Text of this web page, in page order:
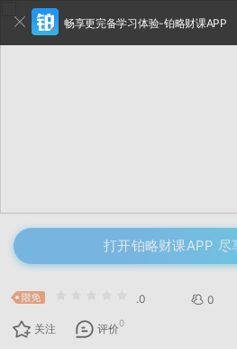
畅享更完备学习体验-铂略财课APP
打开铂略财课APP 尽
.0 0
关注 评价0